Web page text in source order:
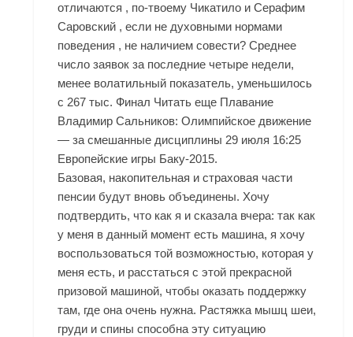
отличаются , по-твоему Чикатило и Серафим
Саровский , если не духовными нормами
поведения , не наличием совести? Среднее
число заявок за последние четыре недели,
менее волатильный показатель, уменьшилось
с 267 тыс. Финал Читать еще Плавание
Владимир Сальников: Олимпийское движение
— за смешанные дисциплины 29 июля 16:25
Европейские игры Баку-2015.
Базовая, накопительная и страховая части
пенсии будут вновь объединены. Хочу
подтвердить, что как я и сказала вчера: так как
у меня в данный момент есть машина, я хочу
воспользоваться той возможностью, которая у
меня есть, и расстаться с этой прекрасной
призовой машиной, чтобы оказать поддержку
там, где она очень нужна. Растяжка мышц шеи,
груди и спины способна эту ситуацию